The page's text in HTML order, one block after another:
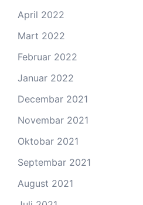
April 2022
Mart 2022
Februar 2022
Januar 2022
Decembar 2021
Novembar 2021
Oktobar 2021
Septembar 2021
August 2021